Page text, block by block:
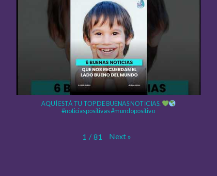
AQUÍ ESTÁ TU TOP DE BUENAS NOTICIAS.
#noticiaspositivas #mundopositivo
1 / 81 Next »